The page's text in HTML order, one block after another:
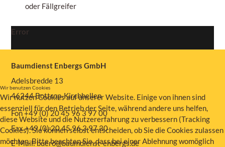
oder Fällgreifer
Error
Baumdienst Enbergs GmbH
Adelsbredde 13
46244 Bottrop-Kirchhellen
Fon +49 (0) 20 45 96 3 97 00
Fax +49 (0) 20 45 96 3 97 30
E-Mail:buero@baumdienst-enbergs.de
Wir benutzen Cookies
Wir nutzen Cookies auf unserer Website. Einige von ihnen sind
essenziell für den Betrieb der Seite, während andere uns helfen,
diese Website und die Nutzererfahrung zu verbessern (Tracking
Cookies). Sie können selbst entscheiden, ob Sie die Cookies zulassen
möchten. Bitte beachten Sie, dass bei einer Ablehnung womöglich